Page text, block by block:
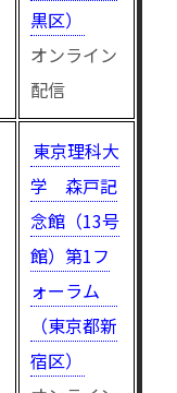
黒区）
オンライン
配信
東京理科大
学 森戸記
念館（13号
館）第1フ
ォーラム
（東京都新
宿区）